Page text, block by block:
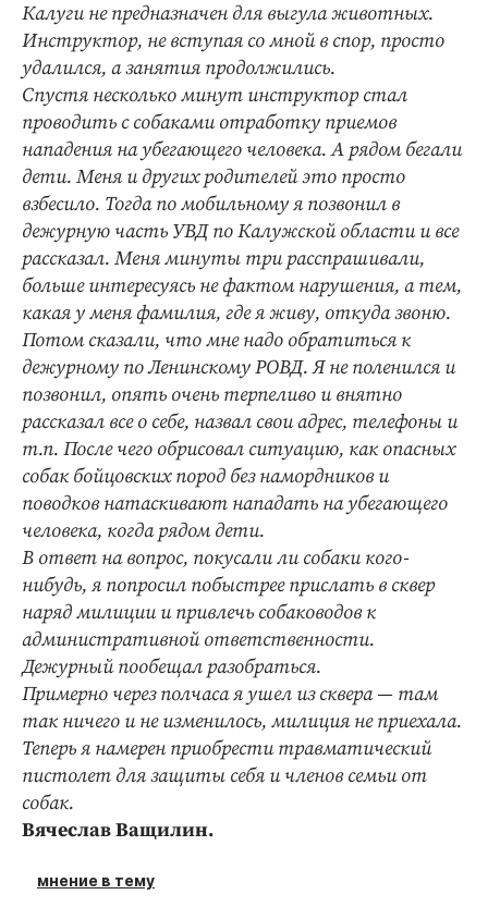
Калуги не предназначен для выгула животных.
Инструктор, не вступая со мной в спор, просто
удалился, а занятия продолжились.
Спустя несколько минут инструктор стал
проводить с собаками отработку приемов
нападения на убегающего человека. А рядом бегали
дети. Меня и других родителей это просто
взбесило. Тогда по мобильному я позвонил в
дежурную часть УВД по Калужской области и все
рассказал. Меня минуты три расспрашивали,
больше интересуясь не фактом нарушения, а тем,
какая у меня фамилия, где я живу, откуда звоню.
Потом сказали, что мне надо обратиться к
дежурному по Ленинскому РОВД. Я не поленился и
позвонил, опять очень терпеливо и внятно
рассказал все о себе, назвал свои адрес, телефоны и
т.п. После чего обрисовал ситуацию, как опасных
собак бойцовских пород без намордников и
поводков натаскивают нападать на убегающего
человека, когда рядом дети.
В ответ на вопрос, покусали ли собаки кого-
нибудь, я попросил побыстрее прислать в сквер
наряд милиции и привлечь собаководов к
административной ответственности.
Дежурный пообещал разобраться.
Примерно через полчаса я ушел из сквера — там
так ничего и не изменилось, милиция не приехала.
Теперь я намерен приобрести травматический
пистолет для защиты себя и членов семьи от
собак.
Вячеслав Ващилин.
мнение в тему